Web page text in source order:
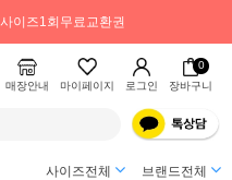
사이즈1회무료교환권
매장안내 마이페이지 로그인
0
장바구니
사이즈전체 브랜드전체